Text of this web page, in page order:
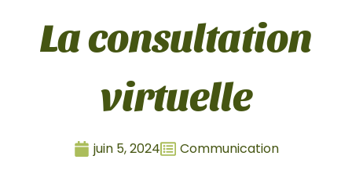
La consultation
virtuelle
juin 5, 2024 Communication